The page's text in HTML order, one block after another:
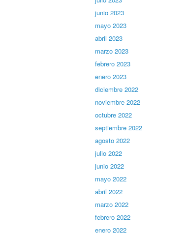
junio 2023
mayo 2023
abril 2023
marzo 2023
febrero 2023
enero 2023
diciembre 2022
noviembre 2022
octubre 2022
septiembre 2022
agosto 2022
julio 2022
junio 2022
mayo 2022
abril 2022
marzo 2022
febrero 2022
enero 2022